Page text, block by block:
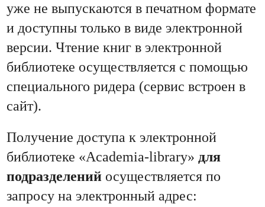
уже не выпускаются в печатном формате
и доступны только в виде электронной
версии. Чтение книг в электронной
библиотеке осуществляется с помощью
специального ридера (сервис встроен в
сайт).
Получение доступа к электронной
библиотеке «Academia-library» для
подразделенийосуществляется по
запросу на электронный адрес: